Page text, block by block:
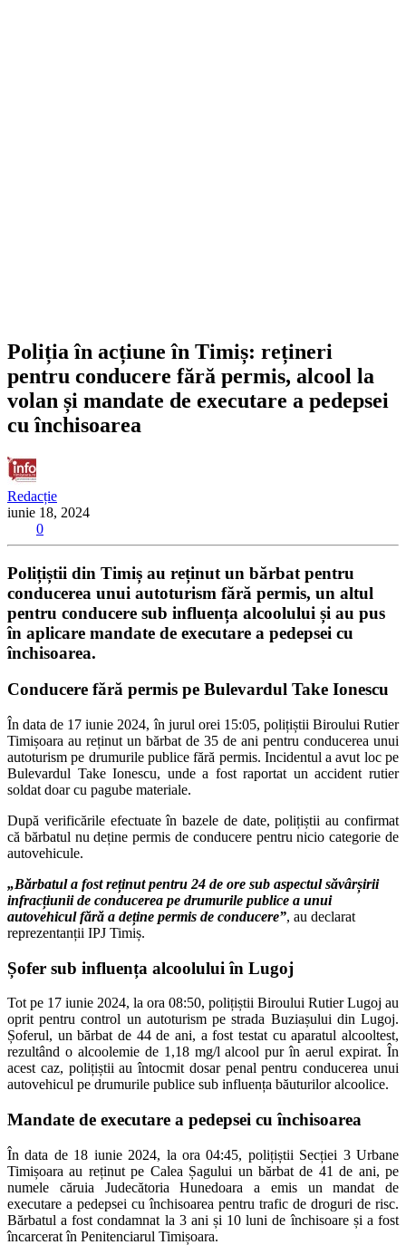
Poliția în acțiune în Timiș: rețineri
pentru conducere fără permis, alcool la
volan și mandate de executare a pedepsei
cu închisoarea
Redacție
iunie 18, 2024
0
Polițiștii din Timiș au reținut un bărbat pentru
conducerea unui autoturism fără permis, un altul
pentru conducere sub influența alcoolului și au pus
în aplicare mandate de executare a pedepsei cu
închisoarea.
Conducere fără permis pe Bulevardul Take Ionescu
În data de 17 iunie 2024, în jurul orei 15:05, polițiștii Biroului Rutier
Timișoara au reținut un bărbat de 35 de ani pentru conducerea unui
autoturism pe drumurile publice fără permis. Incidentul a avut loc pe
Bulevardul Take Ionescu, unde a fost raportat un accident rutier
soldat doar cu pagube materiale.
După verificările efectuate în bazele de date, polițiștii au confirmat
că bărbatul nu deține permis de conducere pentru nicio categorie de
autovehicule.
„Bărbatul a fost reținut pentru 24 de ore sub aspectul săvârșirii
infracțiunii de conducerea pe drumurile publice a unui
autovehicul fără a deține permis de conducere”, au declarat
reprezentanții IPJ Timiș.
Șofer sub influența alcoolului în Lugoj
Tot pe 17 iunie 2024, la ora 08:50, polițiștii Biroului Rutier Lugoj au
oprit pentru control un autoturism pe strada Buziașului din Lugoj.
Șoferul, un bărbat de 44 de ani, a fost testat cu aparatul alcooltest,
rezultând o alcoolemie de 1,18 mg/l alcool pur în aerul expirat. În
acest caz, polițiștii au întocmit dosar penal pentru conducerea unui
autovehicul pe drumurile publice sub influența băuturilor alcoolice.
Mandate de executare a pedepsei cu închisoarea
În data de 18 iunie 2024, la ora 04:45, polițiștii Secției 3 Urbane
Timișoara au reținut pe Calea Șagului un bărbat de 41 de ani, pe
numele căruia Judecătoria Hunedoara a emis un mandat de
executare a pedepsei cu închisoarea pentru trafic de droguri de risc.
Bărbatul a fost condamnat la 3 ani și 10 luni de închisoare și a fost
încarcerat în Penitenciarul Timișoara.